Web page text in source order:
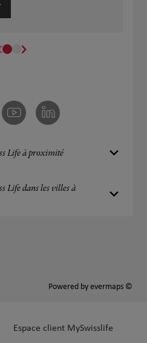
Youtube Linkedin
Life à proximité
Life dans les villes à
Powered by evermaps ©
Espace client MySwisslife